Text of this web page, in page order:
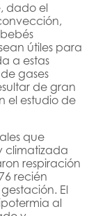
dado el
útiles para
a estas
gases
de gran
el estudio de
que
climatizada
respiración
recién
El
al